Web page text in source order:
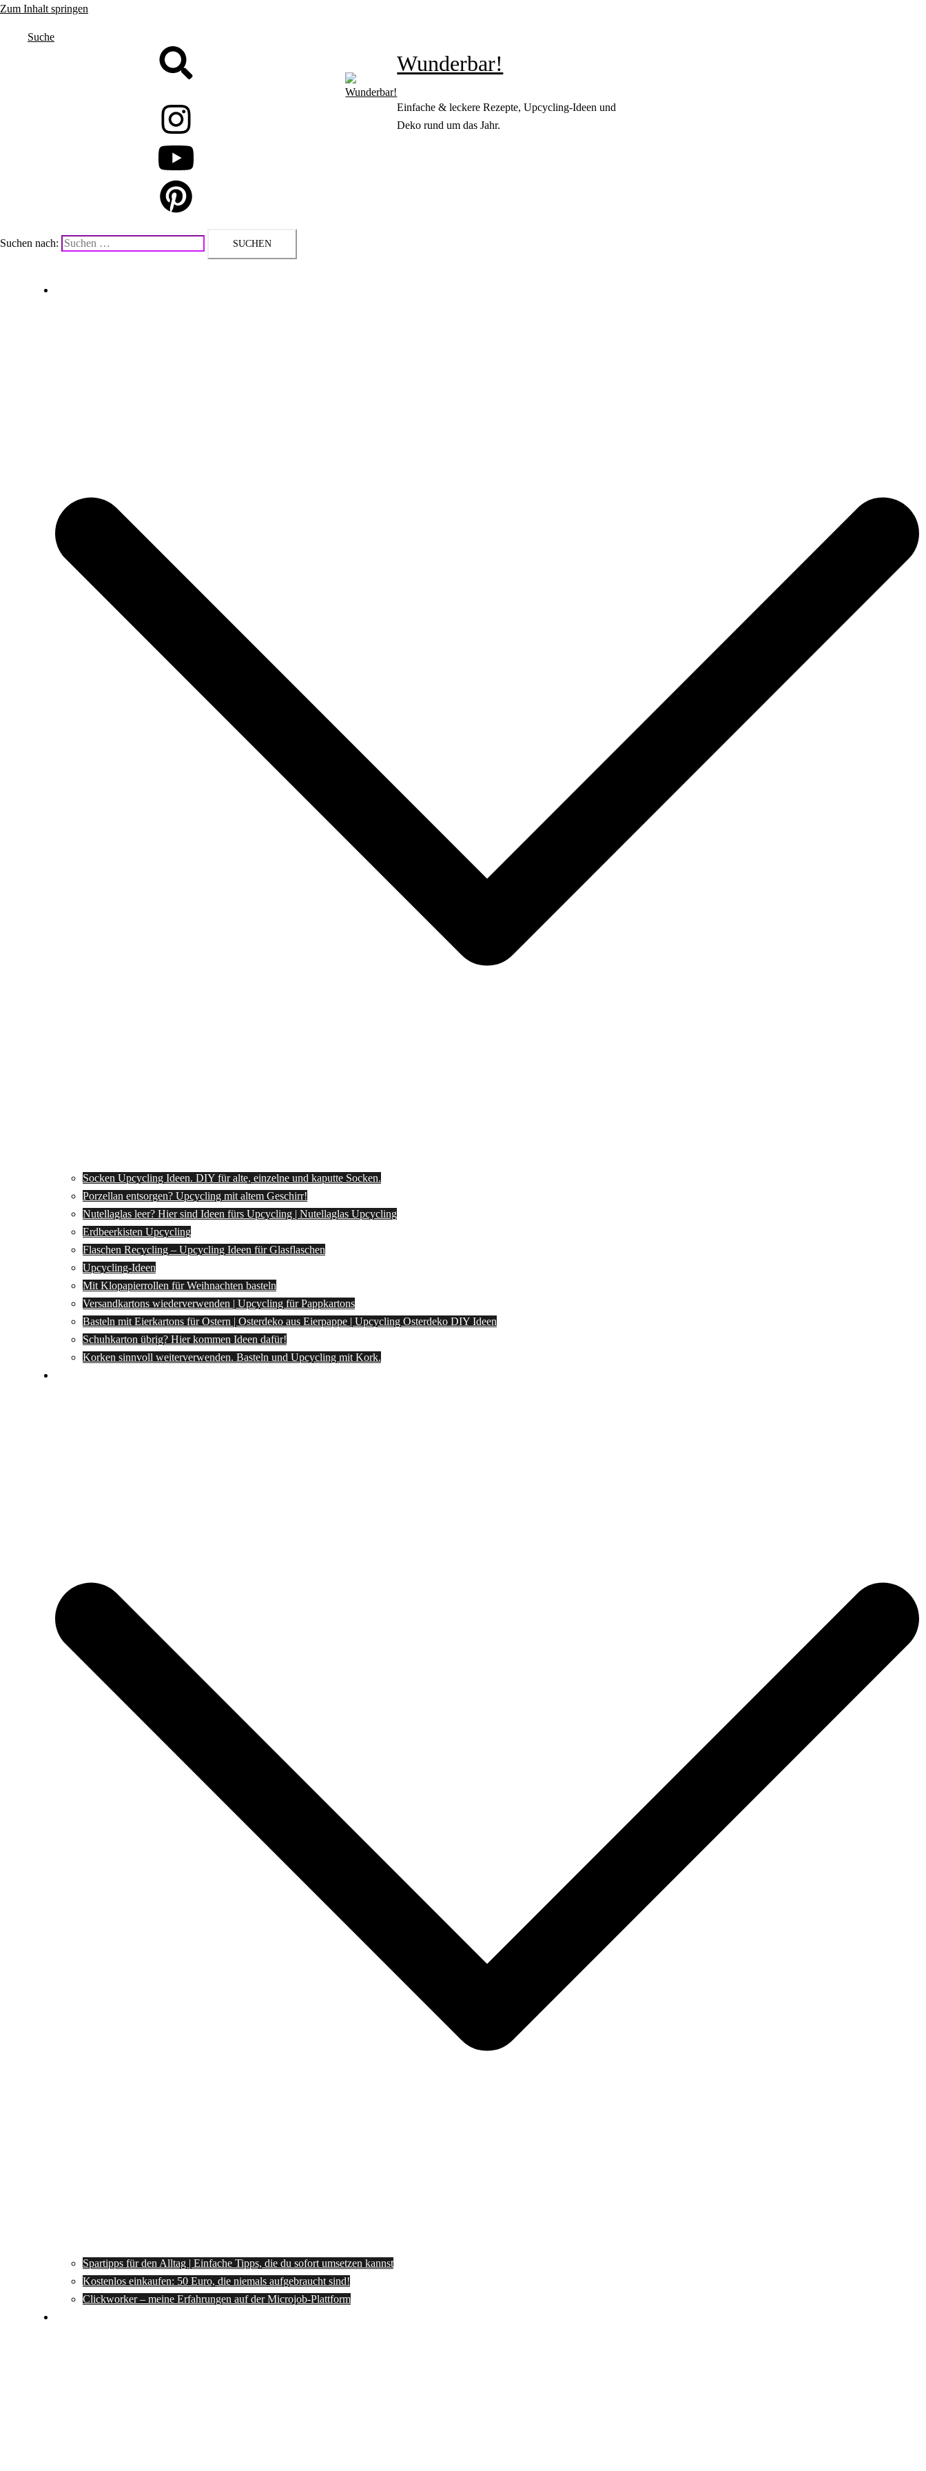
Zum Inhalt springen
Suche
Wunderbar!
Einfache & leckere Rezepte, Upcycling-Ideen und
Deko rund um das Jahr.
Suchen nach:
Socken Upcycling Ideen. DIY für alte, einzelne und kaputte Socken.
Porzellan entsorgen? Upcycling mit altem Geschirr!
Nutellaglas leer? Hier sind Ideen fürs Upcycling | Nutellaglas Upcycling
Erdbeerkisten Upcycling
Flaschen Recycling – Upcycling Ideen für Glasflaschen
Upcycling-Ideen
Mit Klopapierrollen für Weihnachten basteln
Versandkartons wiederverwenden | Upcycling für Pappkartons
Basteln mit Eierkartons für Ostern | Osterdeko aus Eierpappe | Upcycling Osterdeko DIY Ideen
Schuhkarton übrig? Hier kommen Ideen dafür!
Korken sinnvoll weiterverwenden. Basteln und Upcycling mit Kork.
Spartipps für den Alltag | Einfache Tipps, die du sofort umsetzen kannst
Kostenlos einkaufen: 50 Euro, die niemals aufgebraucht sind!
Clickworker – meine Erfahrungen auf der Microjob-Plattform